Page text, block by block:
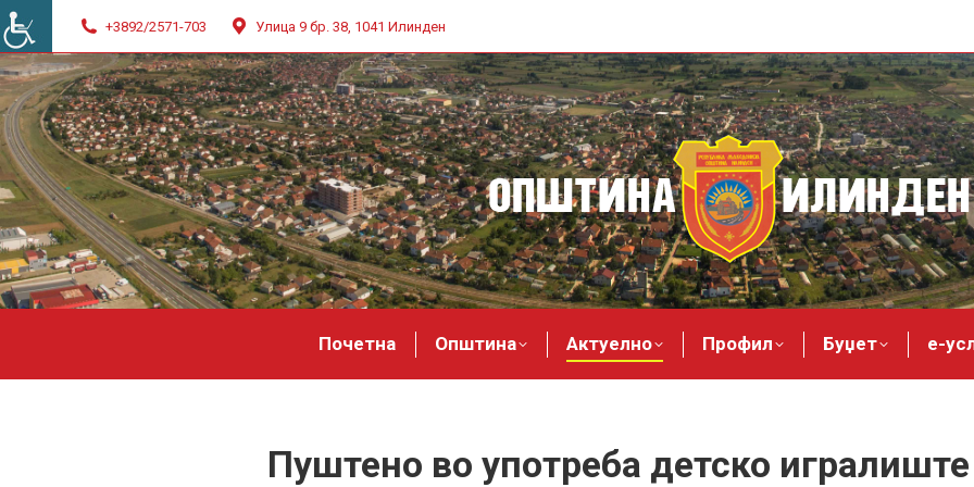
+3892/2571-703 Улица 9 бр. 38, 1041 Илинден
Почетна Општина Актуелно Профил Буџет е-
Пуштено во употреба детско